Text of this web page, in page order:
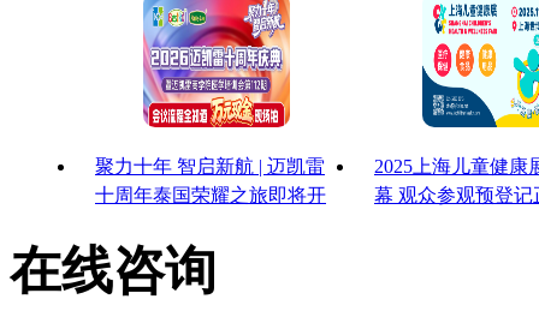
聚力十年 智启新航 | 迈凯雷
十周年泰国荣耀之旅即将开
2025上海儿童健康
幕 观众参观预登记
在线咨询